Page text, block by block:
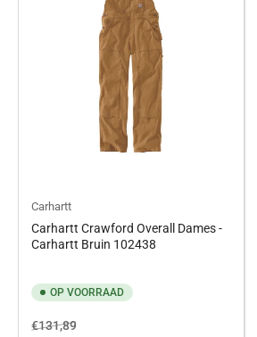
Carhartt
Carhartt Crawford Overall Dames -
Carhartt Bruin 102438
OP VOORRAAD
Normale
€131,89Aanbiedingsprijs